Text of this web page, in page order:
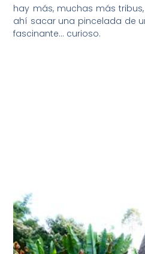
hay más, muchas más
ahí sacar una pincelada de
fascinante… curioso.